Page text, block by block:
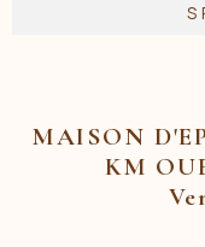
MAISON
KM